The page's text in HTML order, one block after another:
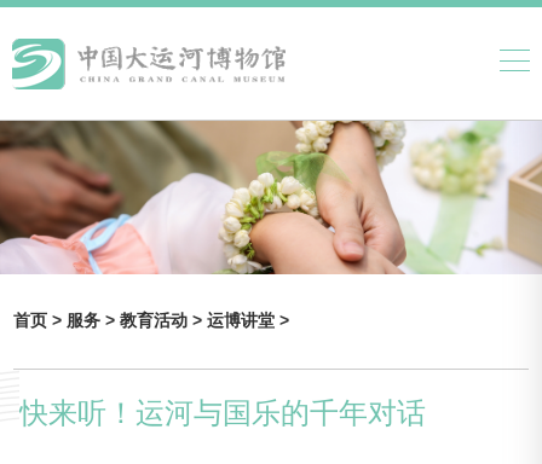
首页 > 服务 >教育活动 >运博讲堂 >
快来听！运河与国乐的千年对话